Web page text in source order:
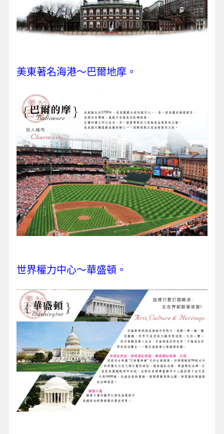
美東著名海港～巴爾地摩。
世界權力中心～華盛頓。